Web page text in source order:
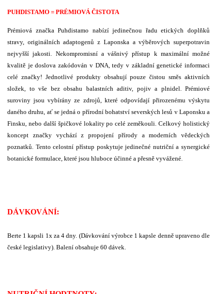
PUHDISTAMO = PRÉMIOVÁ ČISTOTA
Prémiová značka Puhdistamo nabízí jedinečnou řadu etických doplňků
stravy, originálních adaptogenů z Laponska a výběrových superpotravin
nejvyšší jakosti. Nekompromisní a vášnivý přístup k maximální možné
kvalitě je doslova zakódován v DNA, tedy v základní genetické informaci
celé značky! Jednotlivé produkty obsahují pouze čistou směs aktivních
složek, to vše bez obsahu balastních aditiv, pojiv a plnidel. Prémiové
suroviny jsou vybírány ze zdrojů, které odpovídají přirozenému výskytu
daného druhu, ať se jedná o přírodní bohatství severských lesů v Laponsku a
Finsku, nebo další špičkové lokality po celé zeměkouli. Celkový holistický
koncept značky vychází z propojení přírody a moderních vědeckých
poznatků. Tento celostní přístup poskytuje jedinečné nutriční a synergické
botanické formulace, které jsou hluboce účinné a přesně vyvážené.
DÁVKOVÁNÍ:
Berte 1 kapsli 1x za 4 dny. (Dávkování výrobce 1 kapsle denně upraveno dle
české legislativy). Balení obsahuje 60 dávek.